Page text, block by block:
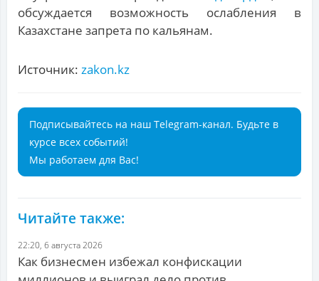
обсуждается возможность ослабления в
Казахстане запрета по кальянам.
Источник: zakon.kz
Подписывайтесь на наш Telegram-канал. Будьте в
курсе всех событий!
Мы работаем для Вас!
Читайте также:
22:20, 6 августа 2026
Как бизнесмен избежал конфискации